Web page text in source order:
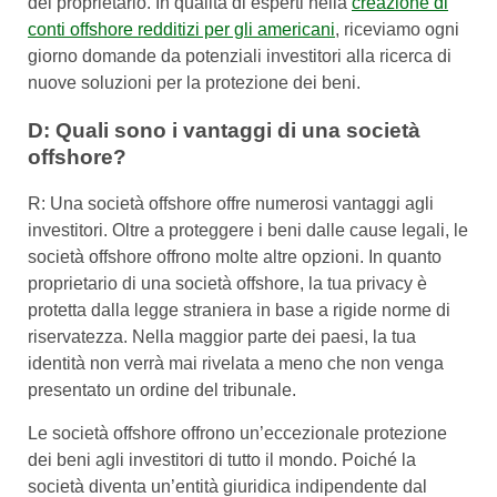
conti offshore redditizi per gli americani, riceviamo ogni
giorno domande da potenziali investitori alla ricerca di
nuove soluzioni per la protezione dei beni.
D: Quali sono i vantaggi di una società
offshore?
R: Una società offshore offre numerosi vantaggi agli
investitori. Oltre a proteggere i beni dalle cause legali, le
società offshore offrono molte altre opzioni. In quanto
proprietario di una società offshore, la tua privacy è
protetta dalla legge straniera in base a rigide norme di
riservatezza. Nella maggior parte dei paesi, la tua
identità non verrà mai rivelata a meno che non venga
presentato un ordine del tribunale.
Le società offshore offrono un’eccezionale protezione
dei beni agli investitori di tutto il mondo. Poiché la
società diventa un’entità giuridica indipendente dal